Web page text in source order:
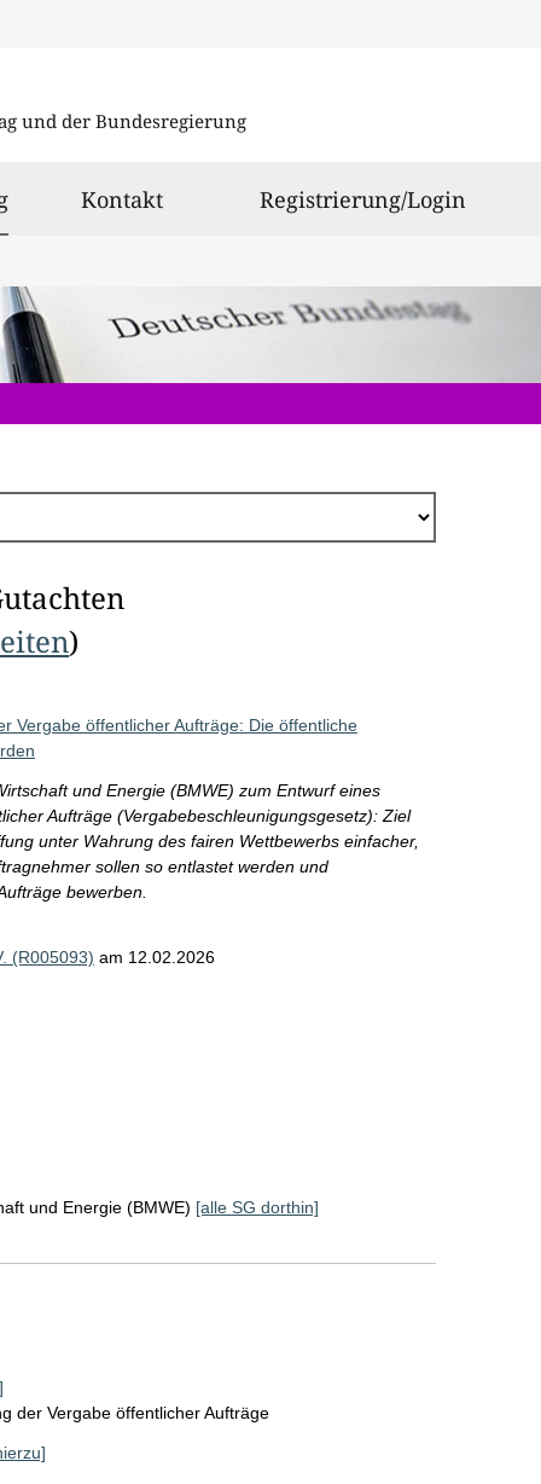
und der Bundesregierung
ausgewählt
Kontakt Registrierung/Login
)
Vergabe öffentlicher Aufträge: Die öffentliche
und Energie (BMWE) zum Entwurf eines
Aufträge (Vergabebeschleunigungsgesetz): Ziel
unter Wahrung des fairen Wettbewerbs einfacher,
sollen so entlastet werden und
bewerben.
(R005093) am 12.02.2026
und Energie (BMWE) [alle SG dorthin]
der Vergabe öffentlicher Aufträge